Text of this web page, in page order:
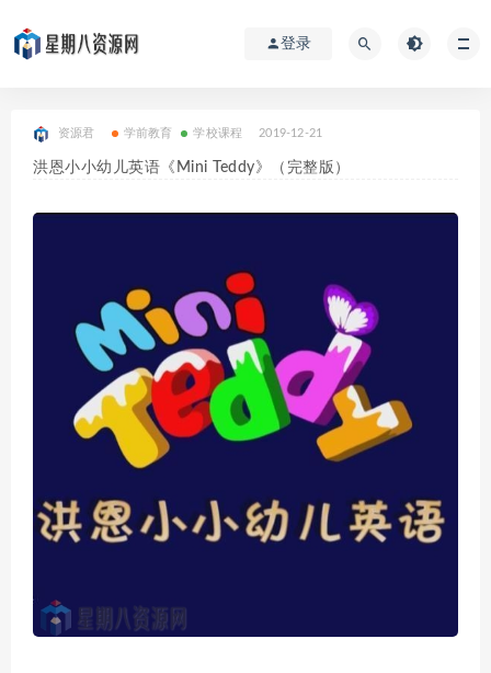
登录
资源君 学前教育 学校课程 2019-12-21
洪恩小小幼儿英语《Mini Teddy》（完整版）